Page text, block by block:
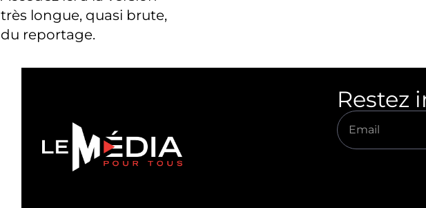
très longue, quasi brute,
du reportage.
Restez